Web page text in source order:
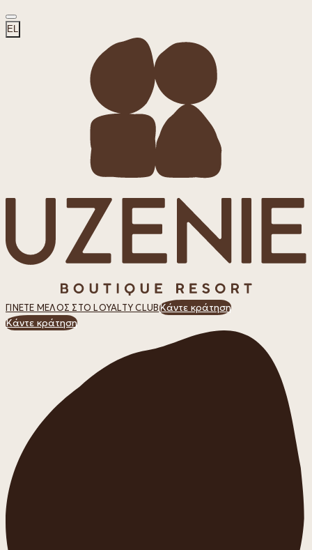
EL
ΓΊΝΕΤΕ ΜΈΛΟΣ ΣΤΟ LOYALTY CLUBΚάντε κράτηση
Κάντε κράτηση